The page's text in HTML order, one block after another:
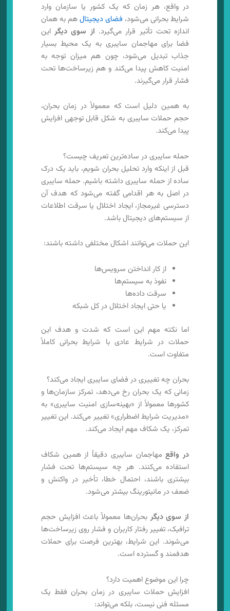
در واقع، هر زمان که یک کشور یا سازمان وارد
شرایط بحرانی می‌شود، فضای دیجیتالهم به همان
اندازه تحت تأثیر قرار می‌گیرد. از سوی دیگراین
فضا برای مهاجمان سایبری به یک محیط بسیار
جذاب تبدیل می‌شود، چون هم میزان توجه به
امنیت کاهش پیدا می‌کند و هم زیرساخت‌ها تحت
فشار قرار می‌گیرند.
به همین دلیل است که معمولاً در زمان بحران،
حجم حملات سایبری به شکل قابل توجهی افزایش
پیدا می‌کند.
حمله سایبری در ساده‌ترین تعریف چیست؟
قبل از اینکه وارد تحلیل بحران شویم، باید یک درک
ساده از حمله سایبری داشته باشیم. حمله سایبری
در اصل به هر اقدامی گفته می‌شود که هدف آن
دسترسی غیرمجاز، ایجاد اختلال یا سرقت اطلاعات
از سیستم‌های دیجیتال باشد.
این حملات می‌توانند اشکال مختلفی داشته باشند:
از کار انداختن سرویس‌ها
نفوذ به سیستم‌ها
سرقت داده‌ها
یا حتی ایجاد اختلال در کل شبکه
اما نکته مهم این است که شدت و هدف این
حملات در شرایط عادی با شرایط بحرانی کاملاً
متفاوت است.
بحران چه تغییری در فضای سایبری ایجاد می‌کند؟
زمانی که یک بحران رخ می‌دهد، تمرکز سازمان‌ها و
کشورها معمولاً از «بهینه‌سازی امنیت سایبری» به
«مدیریت شرایط اضطراری» تغییر می‌کند. این تغییر
تمرکز، یک شکاف مهم ایجاد می‌کند.
در واقعمهاجمان سایبری دقیقاً از همین شکاف
استفاده می‌کنند. هر چه سیستم‌ها تحت فشار
بیشتری باشند، احتمال خطا، تأخیر در واکنش و
ضعف در مانیتورینگ بیشتر می‌شود.
از سوی دیگر بحران‌ها معمولاً باعث افزایش حجم
ترافیک، تغییر رفتار کاربران و فشار روی زیرساخت‌ها
می‌شوند. این شرایط، بهترین فرصت برای حملات
هدفمند و گسترده است.
چرا این موضوع اهمیت دارد؟
افزایش حملات سایبری در زمان بحران فقط یک
مسئله فنی نیست، بلکه می‌تواند: